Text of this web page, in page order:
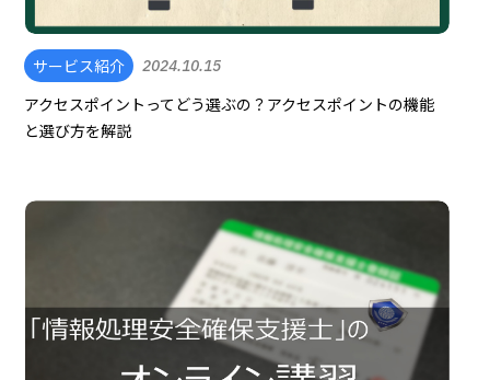
サービス紹介 2024.10.15
アクセスポイントってどう選ぶの？アクセスポイントの機能
と選び方を解説